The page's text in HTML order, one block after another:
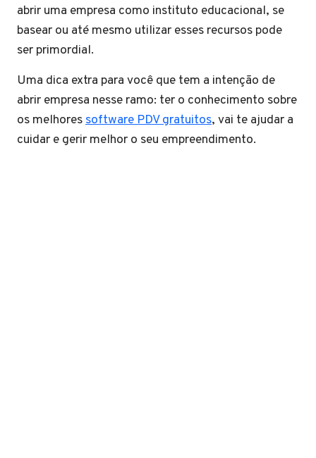
abrir uma empresa como instituto educacional, se
basear ou até mesmo utilizar esses recursos pode
ser primordial.
Uma dica extra para você que tem a intenção de
abrir empresa nesse ramo: ter o conhecimento sobre
os melhoressoftware PDV gratuitos, vai te ajudar a
cuidar e gerir melhor o seu empreendimento.